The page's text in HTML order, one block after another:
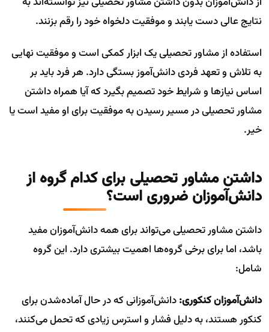
نتایج عالی دست یابند و موفقیت دلخواه خود را رقم بزنند.
استفاده از مشاور تحصیلی یک ابزار کمکی است و موفقیت نهایی
به تلاش و تعهد فردی دانش‌آموز بستگی دارد. هر فرد باید بر
اساس نیازها و شرایط خود تصمیم بگیرد که آیا همراه داشتن
مشاور تحصیلی در مسیر رسیدن به موفقیت برای او مفید است یا
خیر.
داشتن مشاور تحصیلی برای کدام گروه از
دانش‌آموزان ضروری است؟
داشتن مشاور تحصیلی می‌تواند برای همه دانش‌آموزان مفید
باشد، اما برای برخی گروه‌ها اهمیت بیشتری دارد. این گروه
شامل:
دانش‌آموزان کنکوری:دانش‌آموزانی که در حال آماده‌شدن برای
کنکور هستند، به دلیل فشار و استرس زیادی که تحمل می‌کنند،